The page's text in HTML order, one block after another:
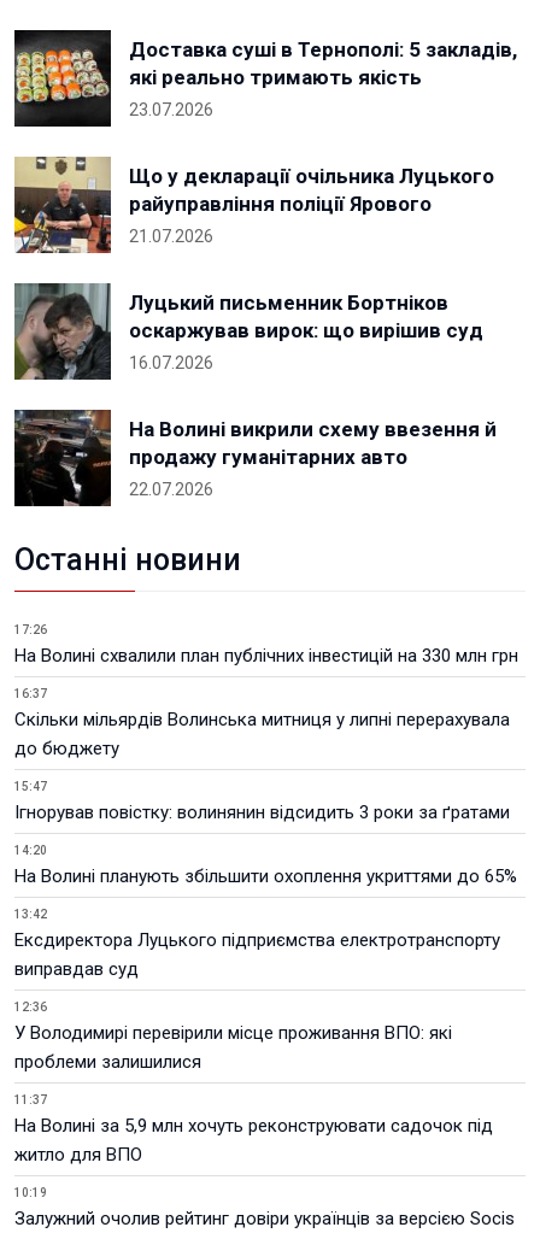
Доставка суші в Тернополі: 5 закладів,
які реально тримають якість
23.07.2026
Що у декларації очільника Луцького
райуправління поліції Ярового
21.07.2026
Луцький письменник Бортніков
оскаржував вирок: що вирішив суд
16.07.2026
На Волині викрили схему ввезення й
продажу гуманітарних авто
22.07.2026
Останні новини
17:26
На Волині схвалили план публічних інвестицій на 330 млн грн
16:37
Скільки мільярдів Волинська митниця у липні перерахувала
до бюджету
15:47
Ігнорував повістку: волинянин відсидить 3 роки за ґратами
14:20
На Волині планують збільшити охоплення укриттями до 65%
13:42
Ексдиректора Луцького підприємства електротранспорту
виправдав суд
12:36
У Володимирі перевірили місце проживання ВПО: які
проблеми залишилися
11:37
На Волині за 5,9 млн хочуть реконструювати садочок під
житло для ВПО
10:19
Залужний очолив рейтинг довіри українців за версією Socis